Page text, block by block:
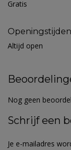
Gratis
Openingstijden
Altijd open
Nog geen
Schrijf een
Je e-mailadres